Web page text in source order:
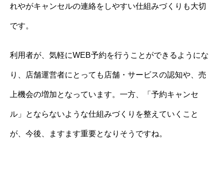
れやがキャンセルの連絡をしやすい仕組みづくりも大切
です。
利用者が、気軽にWEB予約を行うことができるようにな
り、店舗運営者にとっても店舗・サービスの認知や、売
上機会の増加となっています。一方、「予約キャンセ
ル」とならないような仕組みづくりを整えていくこと
が、今後、ますます重要となりそうですね。